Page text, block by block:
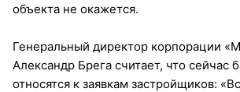
объекта не окажется.
Генеральный директор корпорации
Александр Брега считает, что сейчас
относятся к заявкам застройщиков: